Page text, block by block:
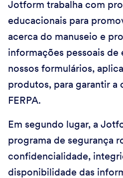
Jotform trabalha com
educacionais para
acerca do manuseio e
informações pessoais de
nossos formulários,
produtos, para garantir
FERPA.
Em segundo lugar, a
programa de segurança
confidencialidade,
disponibilidade das